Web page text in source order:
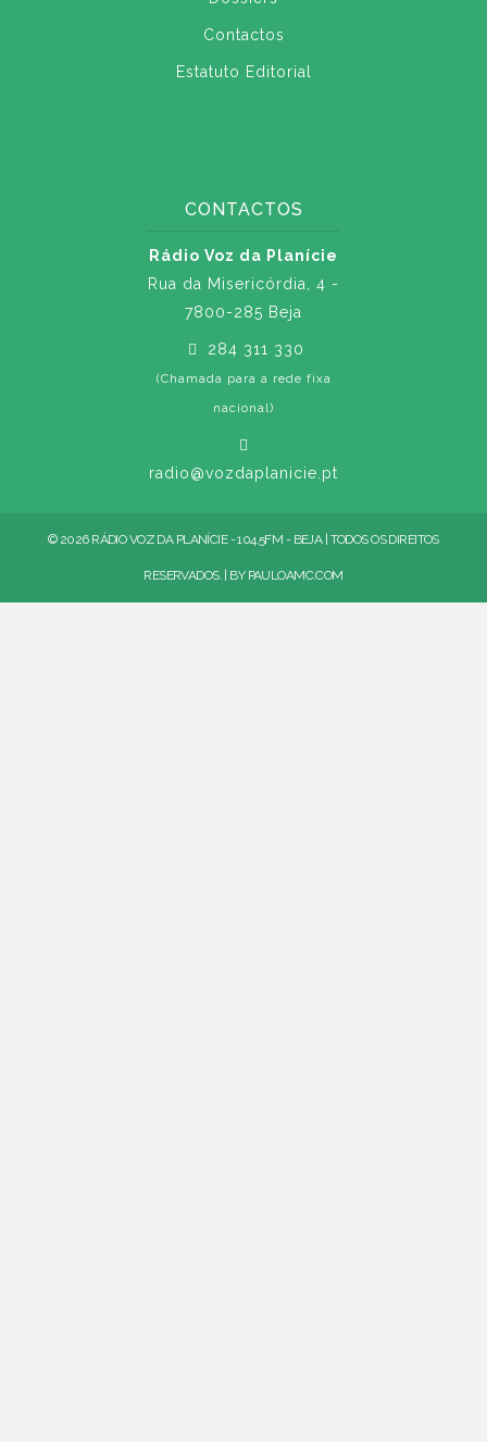
Contactos
Estatuto Editorial
CONTACTOS
Rádio Voz da Planície
Rua da Misericórdia, 4 -
7800-285 Beja
284 311 330
(Chamada para a rede fixa
nacional)
radio@vozdaplanicie.pt
© 2026 RÁDIO VOZ DA PLANÍCIE - 104.5FM - BEJA | TODOS OS DIREITOS
RESERVADOS. | BY PAULOAMC.COM